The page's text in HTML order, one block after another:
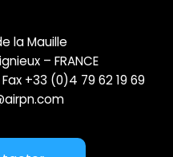
la Mauille
– FRANCE
+33 (0)4 79 62 19 69